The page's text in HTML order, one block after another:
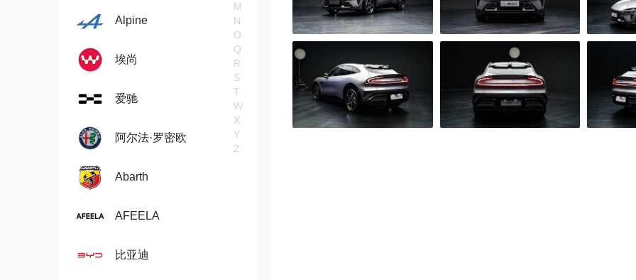
M
N
O
Q
R
S
T
W
X
Y
Z
Alpine
埃尚
爱驰
阿尔法·罗密欧
Abarth
AFEELA
比亚迪